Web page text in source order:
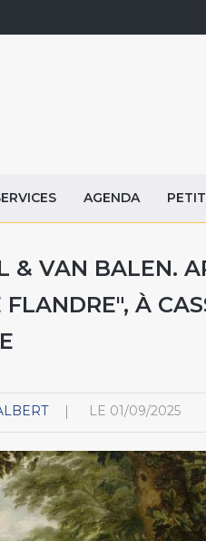
AGENDA
& VAN BALEN.
FLANDRE", À
LE 01/09/2025